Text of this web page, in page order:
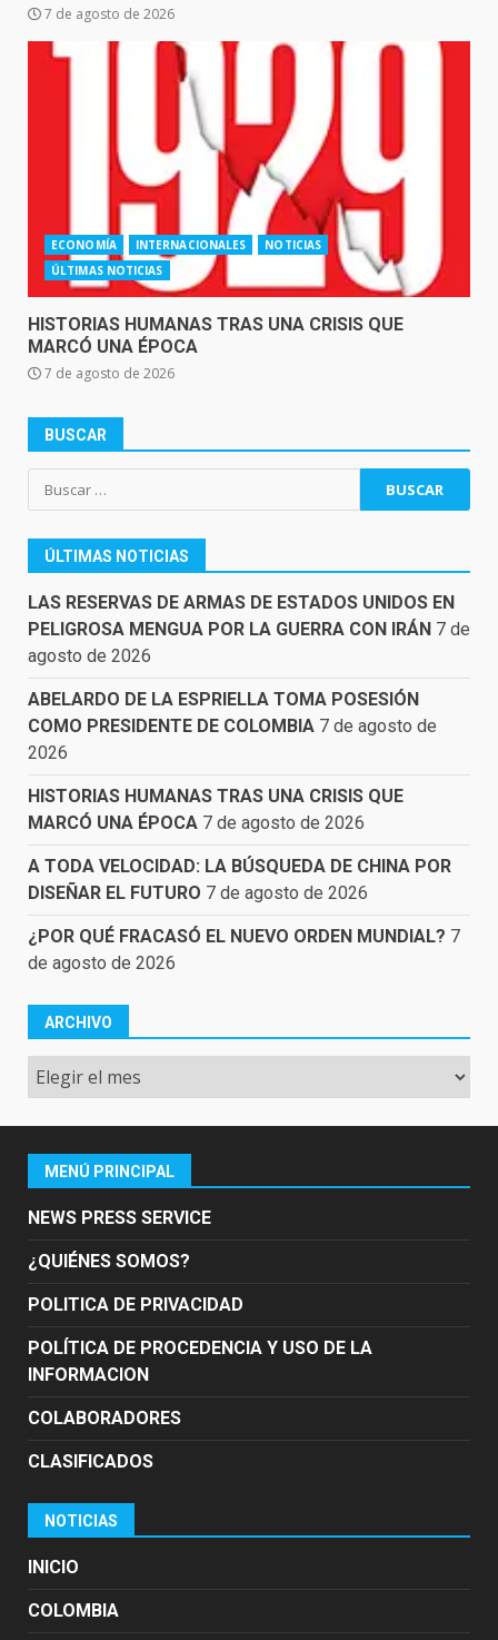
7 de agosto de 2026
ECONOMÍA INTERNACIONALES
NOTICIAS
ÚLTIMAS NOTICIAS
HISTORIAS HUMANAS TRAS UNA CRISIS QUE
MARCÓ UNA ÉPOCA
7 de agosto de 2026
BUSCAR
Buscar:
ÚLTIMAS NOTICIAS
LAS RESERVAS DE ARMAS DE ESTADOS UNIDOS EN
PELIGROSA MENGUA POR LA GUERRA CON IRÁN 7 de
agosto de 2026
ABELARDO DE LA ESPRIELLA TOMA POSESIÓN
COMO PRESIDENTE DE COLOMBIA 7 de agosto de
2026
HISTORIAS HUMANAS TRAS UNA CRISIS QUE
MARCÓ UNA ÉPOCA 7 de agosto de 2026
A TODA VELOCIDAD: LA BÚSQUEDA DE CHINA POR
DISEÑAR EL FUTURO 7 de agosto de 2026
¿POR QUÉ FRACASÓ EL NUEVO ORDEN MUNDIAL? 7
de agosto de 2026
ARCHIVO
Archivo
MENÚ PRINCIPAL
NEWS PRESS SERVICE
¿QUIÉNES SOMOS?
POLITICA DE PRIVACIDAD
POLÍTICA DE PROCEDENCIA Y USO DE LA
INFORMACION
COLABORADORES
CLASIFICADOS
NOTICIAS
INICIO
COLOMBIA